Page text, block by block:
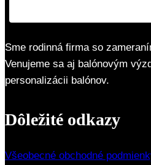
Sme rodinná firma so
Venujeme sa aj balónovým
personalizácii balónov.
Dôležité odkazy
Všeobecné obchodné